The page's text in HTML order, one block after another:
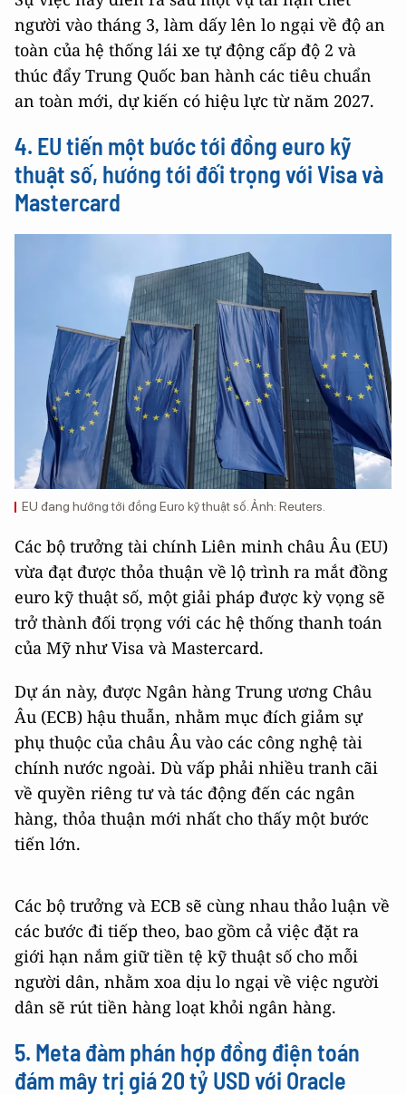
người vào tháng 3, làm dấy lên lo ngại về độ an
toàn của hệ thống lái xe tự động cấp độ 2 và
thúc đẩy Trung Quốc ban hành các tiêu chuẩn
an toàn mới, dự kiến có hiệu lực từ năm 2027.
4. EU tiến một bước tới đồng euro kỹ
thuật số, hướng tới đối trọng với Visa và
Mastercard
EU đang hướng tới đồng Euro kỹ thuật số. Ảnh: Reuters.
Các bộ trưởng tài chính Liên minh châu Âu (EU)
vừa đạt được thỏa thuận về lộ trình ra mắt đồng
euro kỹ thuật số, một giải pháp được kỳ vọng sẽ
trở thành đối trọng với các hệ thống thanh toán
của Mỹ như Visa và Mastercard.
Dự án này, được Ngân hàng Trung ương Châu
Âu (ECB) hậu thuẫn, nhằm mục đích giảm sự
phụ thuộc của châu Âu vào các công nghệ tài
chính nước ngoài. Dù vấp phải nhiều tranh cãi
về quyền riêng tư và tác động đến các ngân
hàng, thỏa thuận mới nhất cho thấy một bước
tiến lớn.
Các bộ trưởng và ECB sẽ cùng nhau thảo luận về
các bước đi tiếp theo, bao gồm cả việc đặt ra
giới hạn nắm giữ tiền tệ kỹ thuật số cho mỗi
người dân, nhằm xoa dịu lo ngại về việc người
dân sẽ rút tiền hàng loạt khỏi ngân hàng.
5. Meta đàm phán hợp đồng điện toán
đám mây trị giá 20 tỷ USD với Oracle